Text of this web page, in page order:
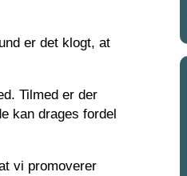
er det klogt, at
Tilmed er der
kan drages fordel
vi promoverer